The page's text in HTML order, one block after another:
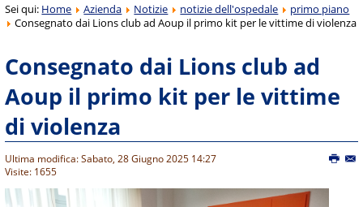
Sei qui: Home Azienda Notizie notizie dell'ospedale
primo piano
Consegnato dai Lions club ad Aoup il primo kit per le vittime di violenza
Consegnato dai Lions club ad
Aoup il primo kit per le vittime
di violenza
Ultima modifica: Sabato, 28 Giugno 2025 14:27
Visite: 1655